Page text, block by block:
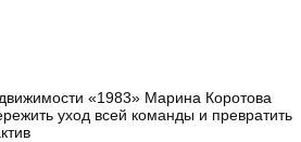
«1983» Марина Коротова
уход всей команды и превратить